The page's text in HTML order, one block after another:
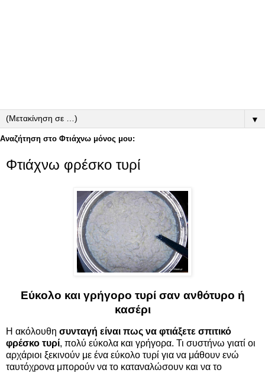
▼
Αναζήτηση στο Φτιάχνω μόνος μου:
Φτιάχνω φρέσκο τυρί
Εύκολο και γρήγορο τυρί σαν ανθότυρο ή
κασέρι
Η ακόλουθη συνταγή είναι πως να φτιάξετε σπιτικό
φρέσκο τυρί, πολύ εύκολα και γρήγορα. Τι συστήνω γιατί οι
αρχάριοι ξεκινούν με ένα εύκολο τυρί για να μάθουν ενώ
ταυτόχρονα μπορούν να το καταναλώσουν και να το